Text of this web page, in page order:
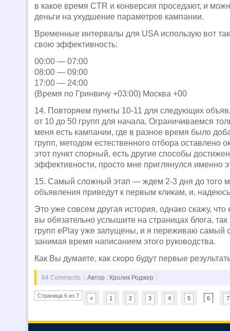
в какое время CTR и конверсия проседают, и
деньги на ухудшение параметров кампании.
Временные интервалы для USA использую вот
свою эффективность:
00:00 — 07:00
08:00 — 09:00
17:00 — 24:00
(Время по Гринвичу +03:00) Москва +00
14. Повторяем пункты 10-11 для следующих
от 10 до 50 групп для начала. Ограничиваемся
меня есть кампании, где в разное время было
групп, методом естественного отбора оставлено
этот пункт спорный, есть другие способы
эффективности, просто мне приглянулся именно
15. Самый сложный этап — ждем 2-3 дня до того
объявления приведут к первым кликам, и,
Это уже совсем другая история, однако скажу,
вы обязательно услышите на страницах блога,
групп ePlay уже запущены, и я переживаю самый
занимая время написанием этого руководства.
Как Вы думаете, как скоро будут первые
64 Comments Автор : Кролик Роджер
Страница 6 из 7 < 1 2 3 4 5 6 7